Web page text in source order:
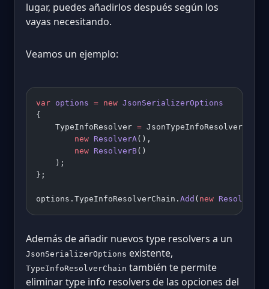
lugar, puedes añadirlos después según los
vayas necesitando.
Veamos un ejemplo:
var options = new JsonSerializerOptions
{
    TypeInfoResolver
= JsonTypeInfoResolver.
        new
ResolverA(),
        new
ResolverB()
    );
};
options.TypeInfoResolverChain. Add ( new ResolverC
Además de añadir nuevos type resolvers a un
JsonSerializerOptions existente,
TypeInfoResolverChain también te permite
eliminar type info resolvers de las opciones del